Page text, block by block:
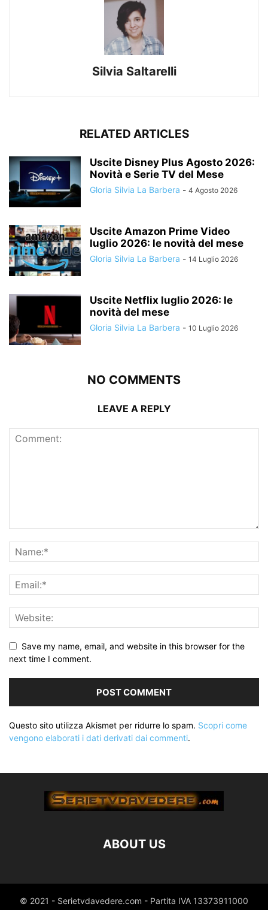
Silvia Saltarelli
RELATED ARTICLES
Uscite Disney Plus Agosto 2026:
Novità e Serie TV del Mese
Gloria Silvia La Barbera - 4 Agosto 2026
Uscite Amazon Prime Video
luglio 2026: le novità del mese
Gloria Silvia La Barbera - 14 Luglio 2026
Uscite Netflix luglio 2026: le
novità del mese
Gloria Silvia La Barbera - 10 Luglio 2026
NO COMMENTS
LEAVE A REPLY
Save my name, email, and website in this browser for the
next time I comment.
Questo sito utilizza Akismet per ridurre lo spam. Scopri come
vengono elaborati i dati derivati dai commenti.
ABOUT US
© 2021 - Serietvdavedere.com - Partita IVA 13373911000